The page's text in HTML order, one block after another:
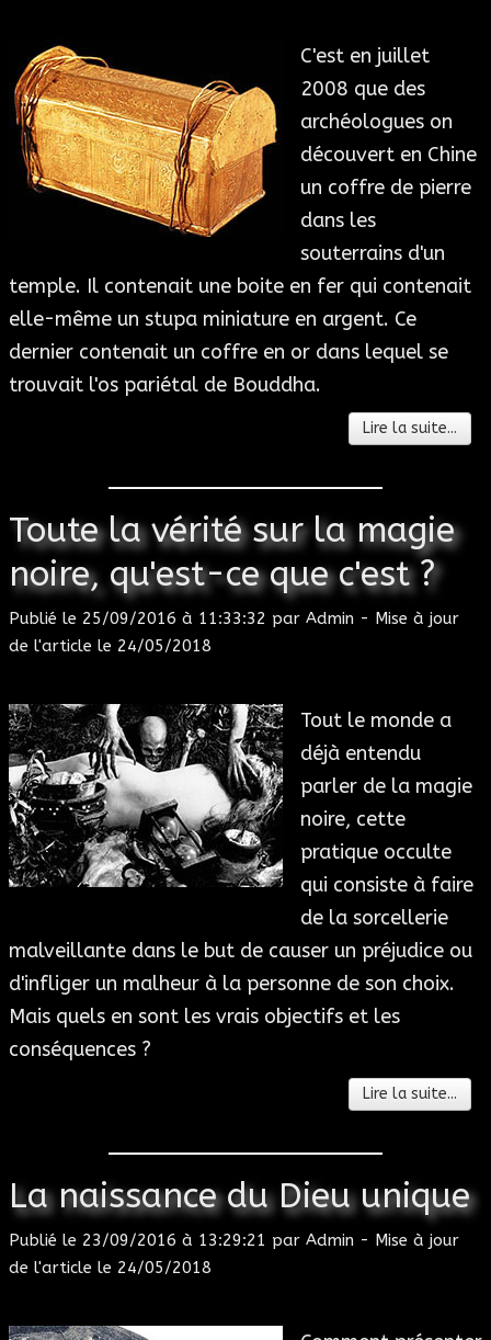
C'est en juillet
2008 que des
archéologues on
découvert en Chine
un coffre de pierre
dans les
souterrains d'un
temple. Il contenait une boite en fer qui contenait
elle-même un stupa miniature en argent. Ce
dernier contenait un coffre en or dans lequel se
trouvait l'os pariétal de Bouddha.
Lire la suite...
Toute la vérité sur la magie
noire, qu'est-ce que c'est ?
Publié le 25/09/2016 à 11:33:32 par Admin - Mise à jour
de l'article le 24/05/2018
Tout le monde a
déjà entendu
parler de la magie
noire, cette
pratique occulte
qui consiste à faire
de la sorcellerie
malveillante dans le but de causer un préjudice ou
d'infliger un malheur à la personne de son choix.
Mais quels en sont les vrais objectifs et les
conséquences ?
Lire la suite...
La naissance du Dieu unique
Publié le 23/09/2016 à 13:29:21 par Admin - Mise à jour
de l'article le 24/05/2018